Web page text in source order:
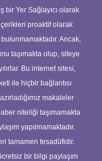
bir Yer Sağlayıcı olarak
proaktif olarak
Ancak,
taşımakta olup, siteye
Bu internet sitesi,
ile hiçbir bağlantısı
makaleler
niteliği taşımamakta
yapılmamaktadır.
tamamen tesadüfidir.
bir bilgi paylaşım